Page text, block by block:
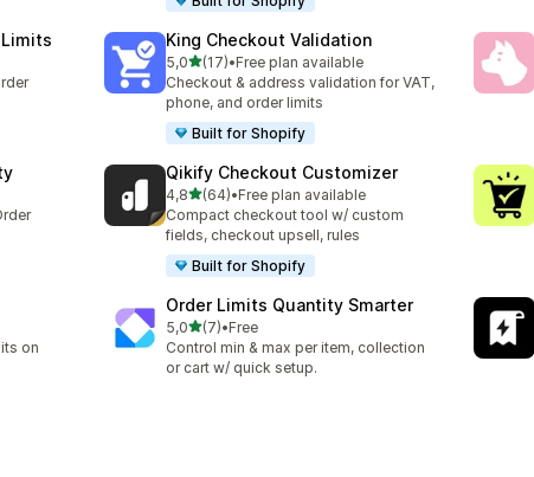
Limits King Checkout Validation
5,05 yıldız üzerinden
(17)
toplam 17 değerlendirme
•Free plan available
Checkout & address validation for VAT,
phone, and order limits
Built for Shopify
Qikify Checkout Customizer
4,85 yıldız üzerinden
(64)
toplam 64 değerlendirme
•Free plan available
Compact checkout tool w/ custom
fields, checkout upsell, rules
Built for Shopify
on
Order Limits Quantity Smarter
5,05 yıldız üzerinden
(7)
toplam 7 değerlendirme
•Free
Control min & max per item, collection
or cart w/ quick setup.